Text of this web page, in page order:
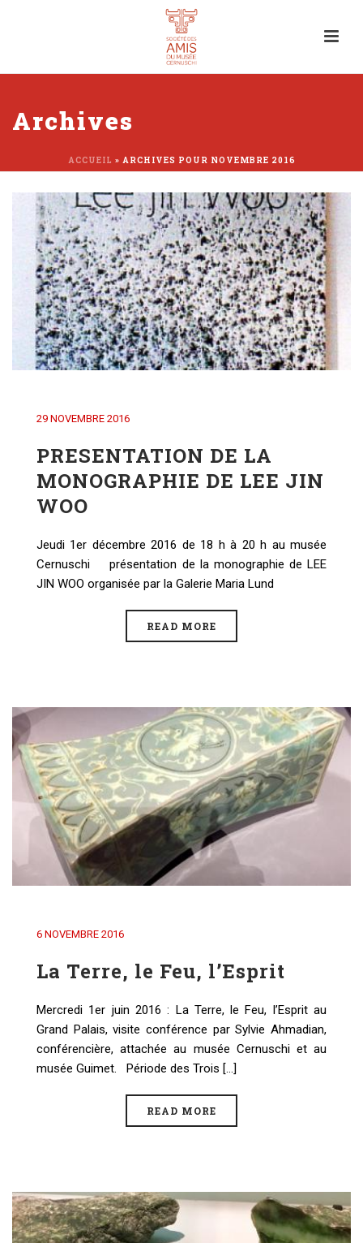
Archives
ACCUEIL » ARCHIVES POUR NOVEMBRE 2016
29 NOVEMBRE 2016
PRESENTATION DE LA
MONOGRAPHIE DE LEE JIN
WOO
Jeudi 1er décembre 2016 de 18 h à 20 h au musée
Cernuschi présentation de la monographie de LEE
JIN WOO organisée par la Galerie Maria Lund
READ MORE
6 NOVEMBRE 2016
La Terre, le Feu, l’Esprit
Mercredi 1er juin 2016 : La Terre, le Feu, l’Esprit au
Grand Palais, visite conférence par Sylvie Ahmadian,
conférencière, attachée au musée Cernuschi et au
musée Guimet. Période des Trois [...]
READ MORE